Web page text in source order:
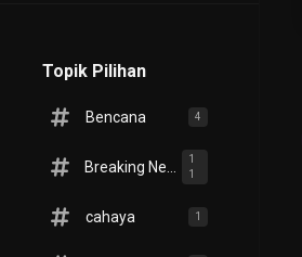
Topik Pilihan
Bencana 4
1
1
cahaya 1